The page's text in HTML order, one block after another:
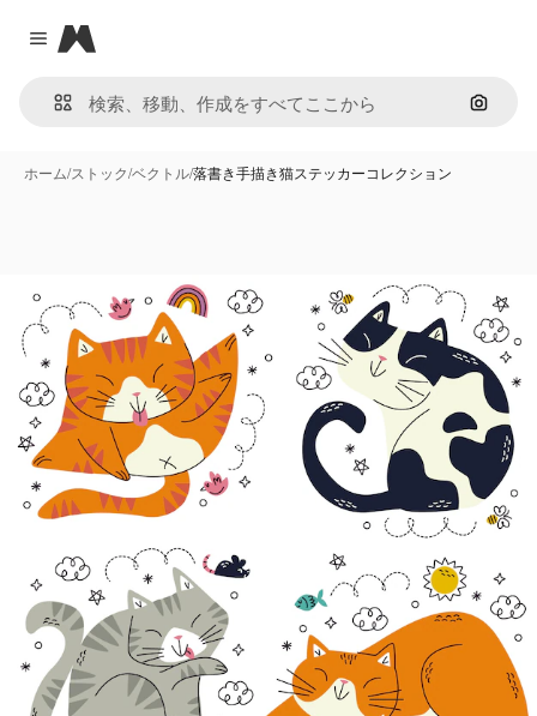
Close menu
Magnific
画像で
ホーム/ストック/ベクトル/落書き手描き猫ステッカーコレクション